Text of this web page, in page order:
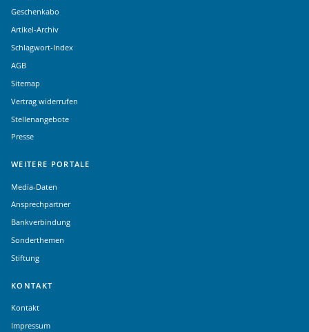
Geschenkabo
Artikel-Archiv
Schlagwort-Index
AGB
Sitemap
Vertrag widerrufen
Stellenangebote
Presse
WEITERE PORTALE
Media-Daten
Ansprechpartner
Bankverbindung
Sonderthemen
Stiftung
KONTAKT
Kontakt
Impressum